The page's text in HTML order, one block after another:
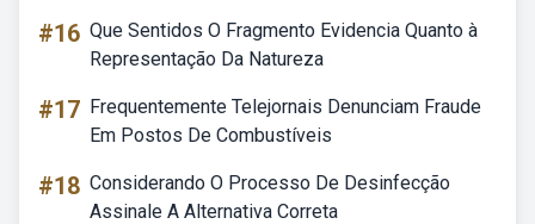
#16 Que Sentidos O Fragmento Evidencia Quanto à
Representação Da Natureza
#17 Frequentemente Telejornais Denunciam Fraude
Em Postos De Combustíveis
#18 Considerando O Processo De Desinfecção
Assinale A Alternativa Correta